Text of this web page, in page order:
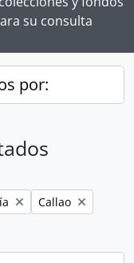
su consulta
por:
Remove filter:
Callao